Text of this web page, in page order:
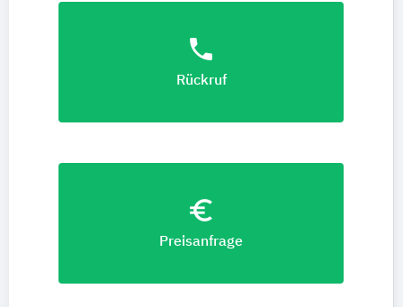
phone
Rückruf
euro_symbol
Preisanfrage